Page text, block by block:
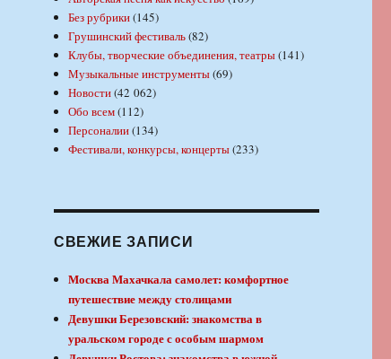
Без рубрики(145)
Грушинский фестиваль(82)
Клубы, творческие объединения, театры(141)
Музыкальные инструменты(69)
Новости(42 062)
Обо всем(112)
Персоналии(134)
Фестивали, конкурсы, концерты(233)
СВЕЖИЕ ЗАПИСИ
Москва Махачкала самолет: комфортное
путешествие между столицами
Девушки Березовский: знакомства в
уральском городе с особым шармом